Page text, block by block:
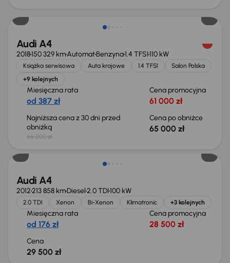
Audi A4
2018150 329 kmAutomatBenzyna1.4 TFSI110 kW
Książka serwisowa Auta krajowe 1.4 TFSI
Salon Polska
+9 kolejnych
Miesięczna rata
od 387 zł
Cena promocyjna
61 000 zł
Najniższa cena z 30 dni przed
obniżką
66 000 zł
Cena po obniżce
65 000 zł
Audi A4
2012213 858 kmDiesel2.0 TDI100 kW
2.0 TDI Xenon Bi-Xenon Klimatronic +3 kolejnych
Miesięczna rata
od 176 zł
Cena promocyjna
28 500 zł
Cena
29 500 zł
Taniej o 1 500 zł